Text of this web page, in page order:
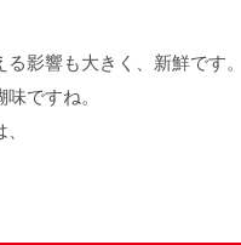
影響も大きく、新鮮です。
ですね。